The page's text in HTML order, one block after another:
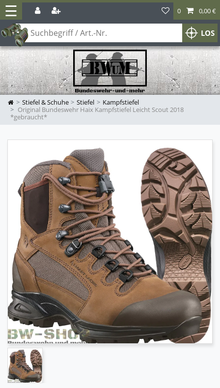
☰
LOS
0 0,00 €
Stiefel & Schuhe Stiefel
Kampfstiefel
Original Bundeswehr Haix Kampfstiefel Leicht Scout 2018
*gebraucht*